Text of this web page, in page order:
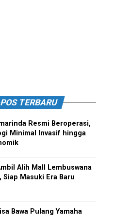
TERBARU
Resmi Beroperasi,
Minimal Invasif hingga
Alih Mall Lembuswana
Siap Masuki Era Baru
Bawa Pulang Yamaha